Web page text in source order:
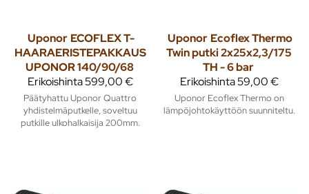
Uponor ECOFLEX T-
HAARAERISTEPAKKAUS
UPONOR 140/90/68
Erikoishinta599,00 €
Päätyhattu Uponor Quattro
yhdistelmäputkelle, soveltuu
putkille ulkohalkaisija 200mm.
Uponor Ecoflex Thermo
Twin putki 2x25x2,3/175
TH - 6 bar
Erikoishinta59,00 €
Uponor Ecoflex Thermo on
lämpöjohtokäyttöön suunniteltu.